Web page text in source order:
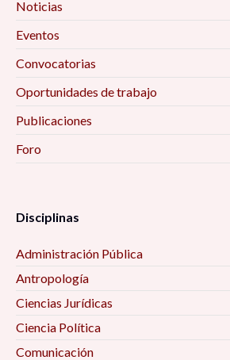
Noticias
Eventos
Convocatorias
Oportunidades de trabajo
Publicaciones
Foro
Disciplinas
Administración Pública
Antropología
Ciencias Jurídicas
Ciencia Política
Comunicación